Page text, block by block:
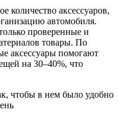
количество аксессуаров,
автомобиля.
проверенные и
товары. По
аксессуары помогают
на 30–40%, что